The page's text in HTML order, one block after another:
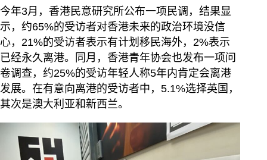
今年3月，香港民意研究所公布一项民调，结果显
示，约65%的受访者对香港未来的政治环境没信
心，21%的受访者表示有计划移民海外，2%表示
已经永久离港。同月，香港青年协会也发布一项问
卷调查，约25%的受访年轻人称5年内肯定会离港
发展。在有意向离港的受访者中，5.1%选择英国，
其次是澳大利亚和新西兰。